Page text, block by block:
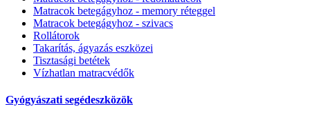
Matracok betegágyhoz - memory réteggel
Matracok betegágyhoz - szivacs
Rollátorok
Takarítás, ágyazás eszközei
Tisztasági betétek
Vízhatlan matracvédők
Gyógyászati segédeszközök